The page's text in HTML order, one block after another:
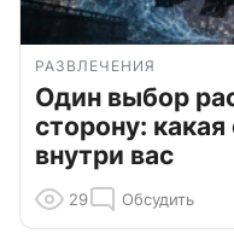
РАЗВЛЕЧЕНИЯ
Один выбор
сторону:
внутри вас
29 Обсудить